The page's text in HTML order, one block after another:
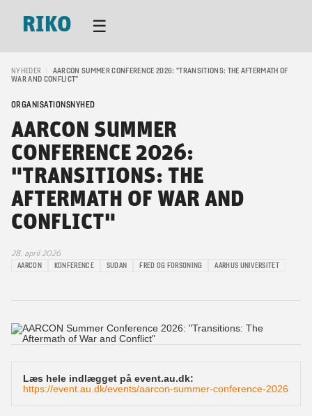
RIKO ☰
NYHEDER
AARCON SUMMER CONFERENCE 2026: "TRANSITIONS: THE AFTERMATH OF
WAR AND CONFLICT"
ORGANISATIONSNYHED
AARCON SUMMER
CONFERENCE 2026:
"TRANSITIONS: THE
AFTERMATH OF WAR AND
CONFLICT"
28. april 2026
AARCON
KONFERENCE SUDAN FRED OG FORSONING AARHUS UNIVERSITET
Læs hele indlægget på event.au.dk:
https://event.au.dk/events/aarcon-summer-conference-2026